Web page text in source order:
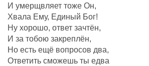
И умерщвляет тоже Он,
Хвала Ему, Единый Бог!
Ну хорошо, ответ зачтëн,
И за тобою закреплëн,
Но есть ещё вопросов два,
Ответить сможешь ты едва